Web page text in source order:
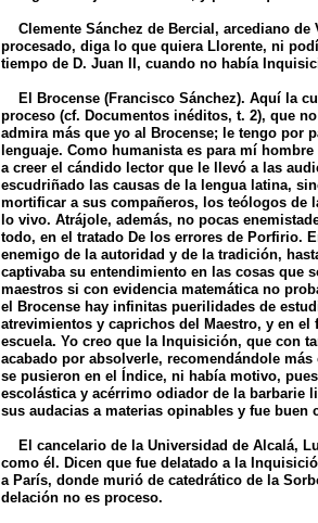
Clemente Sánchez de Bercial, arcediano de
procesado, diga lo que quiera Llorente, ni
tiempo de D. Juan II, cuando no había
El Brocense (Francisco Sánchez). Aquí la
proceso (cf. Documentos inéditos, t. 2), que
admira más que yo al Brocense; le tengo por
lenguaje. Como humanista es para mí
a creer el cándido lector que le llevó a las
escudriñado las causas de la lengua latina,
mortificar a sus compañeros, los teólogos de
lo vivo. Atrájole, además, no pocas
todo, en el tratado De los errores de Porfirio.
enemigo de la autoridad y de la tradición,
captivaba su entendimiento en las cosas que
maestros si con evidencia matemática no
el Brocense hay infinitas puerilidades de
atrevimientos y caprichos del Maestro, y en
escuela. Yo creo que la Inquisición, que con
acabado por absolverle, recomendándole
se pusieron en el Índice, ni había motivo,
escolástica y acérrimo odiador de la barbarie
sus audacias a materias opinables y fue
El cancelario de la Universidad de Alcalá,
como él. Dicen que fue delatado a la
a París, donde murió de catedrático de la
delación no es proceso.